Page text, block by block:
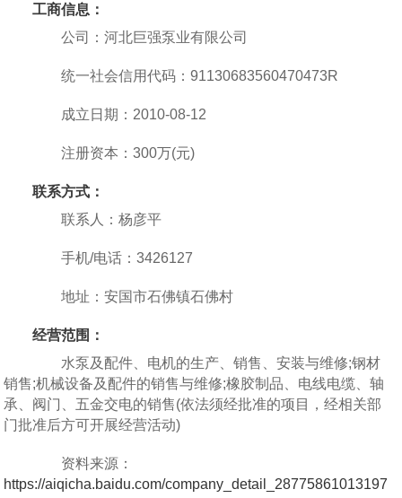
工商信息：
公司：河北巨强泵业有限公司
统一社会信用代码：91130683560470473R
成立日期：2010-08-12
注册资本：300万(元)
联系方式：
联系人：杨彦平
手机/电话：3426127
地址：安国市石佛镇石佛村
经营范围：
水泵及配件、电机的生产、销售、安装与维修;钢材
销售;机械设备及配件的销售与维修;橡胶制品、电线电缆、轴
承、阀门、五金交电的销售(依法须经批准的项目，经相关部
门批准后方可开展经营活动)
资料来源：
https://aiqicha.baidu.com/company_detail_28775861013197